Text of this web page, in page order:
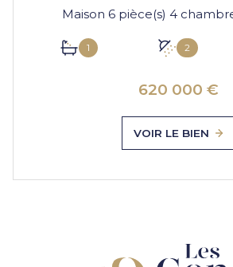
1 2
620 000 €
VOIR LE BIEN